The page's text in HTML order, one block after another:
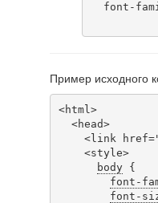
Пример исходного
<html>
<link
body {
font-
font-